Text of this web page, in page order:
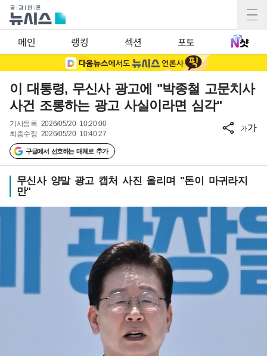
메인 랭킹 섹션 포토
이 대통령, 무신사 광고에 "박종철 고문치사
사건 조롱하는 광고 사실이라면 심각"
기사등록 2026/05/20 10:20:00
최종수정 2026/05/20 10:40:27
구글에서 선호하는 매체로 추가
가가
무신사 양말 광고 캡처 사진 올리며 "돈이 마귀라지
만"